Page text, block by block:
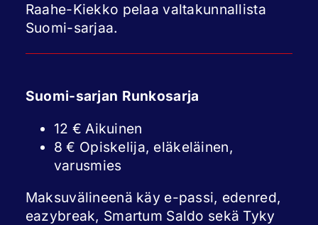
Raahe-Kiekko pelaa valtakunnallista
Suomi-sarjaa.
Suomi-sarjan Runkosarja
12 € Aikuinen
8 € Opiskelija, eläkeläinen,
varusmies
Maksuvälineenä käy e-passi, edenred,
eazybreak, Smartum Saldo sekä Tyky